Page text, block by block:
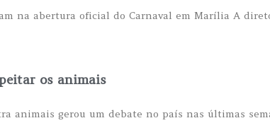
na abertura oficial do Carnaval em Marília A
os animais
animais gerou um debate no país nas últimas